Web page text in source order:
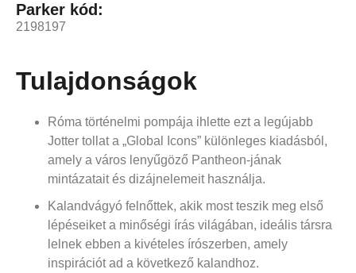
Parker kód:
2198197
Tulajdonságok
Róma történelmi pompája ihlette ezt a legújabb
Jotter tollat a „Global Icons” különleges kiadásból,
amely a város lenyűgöző Pantheon-jának
mintázatait és dizájnelemeit használja.
Kalandvágyó felnőttek, akik most teszik meg első
lépéseiket a minőségi írás világában, ideális társra
lelnek ebben a kivételes írószerben, amely
inspirációt ad a következő kalandhoz.